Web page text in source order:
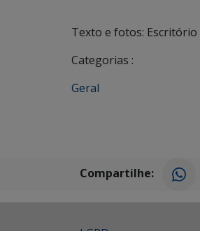
Texto e fotos:
Categorias :
Geral
Compartilhe: